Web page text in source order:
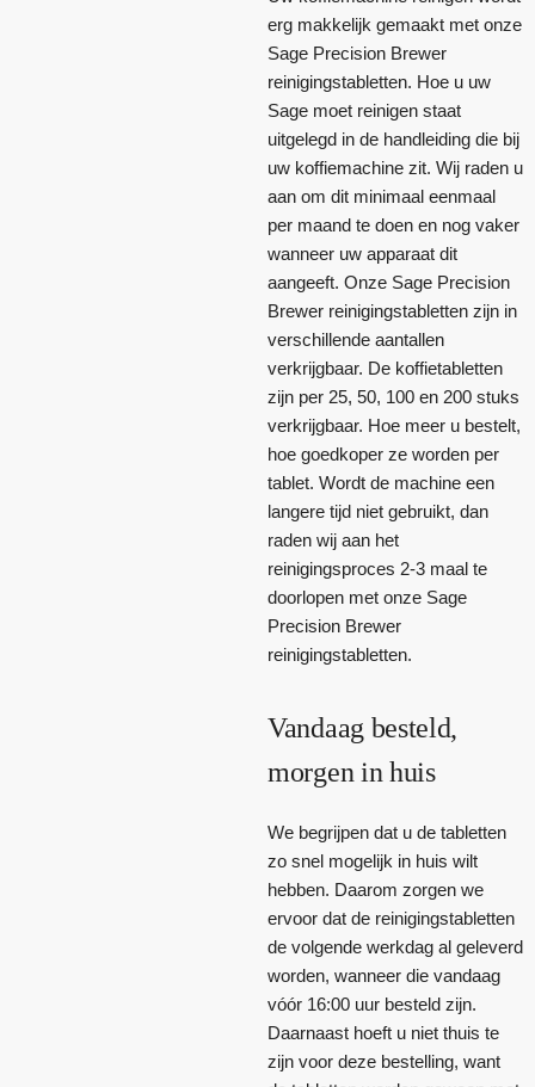
erg makkelijk gemaakt met onze
Sage Precision Brewer
reinigingstabletten. Hoe u uw
Sage moet reinigen staat
uitgelegd in de handleiding die bij
uw koffiemachine zit. Wij raden u
aan om dit minimaal eenmaal
per maand te doen en nog vaker
wanneer uw apparaat dit
aangeeft. Onze Sage Precision
Brewer reinigingstabletten zijn in
verschillende aantallen
verkrijgbaar. De koffietabletten
zijn per 25, 50, 100 en 200 stuks
verkrijgbaar. Hoe meer u bestelt,
hoe goedkoper ze worden per
tablet. Wordt de machine een
langere tijd niet gebruikt, dan
raden wij aan het
reinigingsproces 2-3 maal te
doorlopen met onze Sage
Precision Brewer
reinigingstabletten.
Vandaag besteld,
morgen in huis
We begrijpen dat u de tabletten
zo snel mogelijk in huis wilt
hebben. Daarom zorgen we
ervoor dat de reinigingstabletten
de volgende werkdag al geleverd
worden, wanneer die vandaag
vóór 16:00 uur besteld zijn.
Daarnaast hoeft u niet thuis te
zijn voor deze bestelling, want